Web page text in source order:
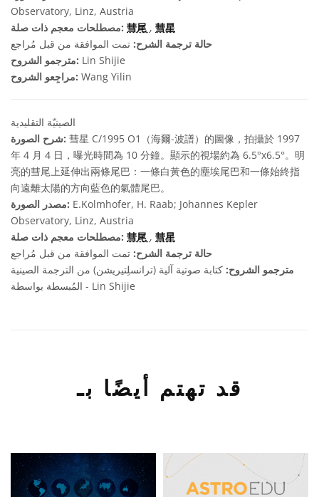
Observatory, Linz, Austria
مصطلحات معجم ذات صلة: 彗尾 , 彗星
حالة ترجمة الشرح: تمت الموافقة من قبل مُراجع
مترجمو الشروح: Lin Shijie
مراجِعو الشروح: Wang Yilin
الصينيّة التقليدية
شرح الصورة: 彗星 C/1995 O1（海爾-波譜）的圖像，拍攝於 1997
年 4 月 4 日，曝光時間為 10 分鐘。顯示的視場約為 6.5°x6.5°。明
亮的彗尾上延伸出兩條尾巴：一條白黃色的塵埃尾巴和一條始終指
向遠離太陽的方向藍色的氣體尾巴。
مصدر الصورة: E.Kolmhofer, H. Raab; Johannes Kepler
Observatory, Linz, Austria
مصطلحات معجم ذات صلة: 彗尾 , 彗星
حالة ترجمة الشرح: تمت الموافقة من قبل مُراجع
مترجمو الشروح: كتابة صوتية آلية (ترانسلِتيريشن) من الترجمة الصينية
المُبسطة بواسطة - Lin Shijie
قد تهتم أيضًا بـ